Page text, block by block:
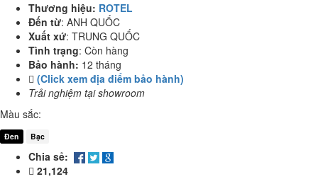
Thương hiệu: ROTEL
Đến từ: ANH QUỐC
Xuất xứ: TRUNG QUỐC
Tình trạng: Còn hàng
Bảo hành: 12 tháng
(Click xem địa điểm bảo hành)
Trải nghiệm tại showroom
Màu sắc:
Đen Bạc
Chia sẻ:
21,124